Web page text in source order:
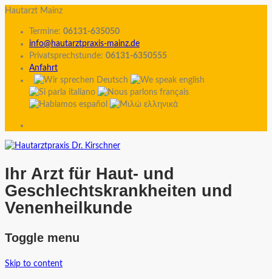
Hautarzt Mainz
Termine: 06131-635050
info@hautarztpraxis-mainz.de
Privatsprechstunde: 06131-6350555
Anfahrt
Ihr Arzt für Haut- und
Geschlechtskrankheiten und
Venenheilkunde
Toggle menu
Skip to content